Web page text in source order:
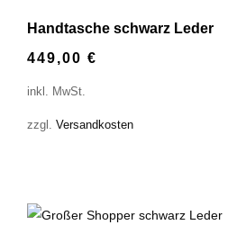
Handtasche schwarz Leder
449,00€
inkl. MwSt.
zzgl.Versandkosten